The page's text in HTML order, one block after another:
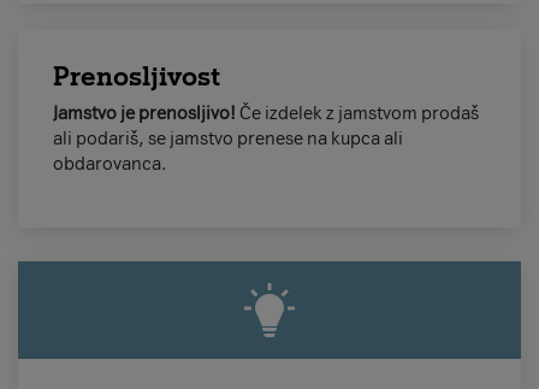
Prenosljivost
Jamstvo je prenosljivo! Če izdelek z jamstvom prodaš
ali podariš, se jamstvo prenese na kupca ali
obdarovanca.